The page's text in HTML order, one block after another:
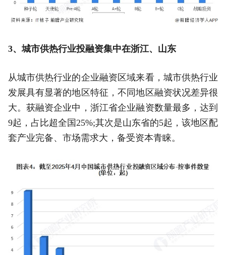
3、城市供热行业投融资集中在浙江、山东
从城市供热行业的企业融资区域来看，城市供热行业
发展具有显著的地区特征，不同地区融资状况差异很
大。获融资企业中，浙江省企业融资数量最多，达到
9起，占比超全国25%;其次是山东省的5起，该地区配
套产业完备、市场需求大，备受资本青睐。